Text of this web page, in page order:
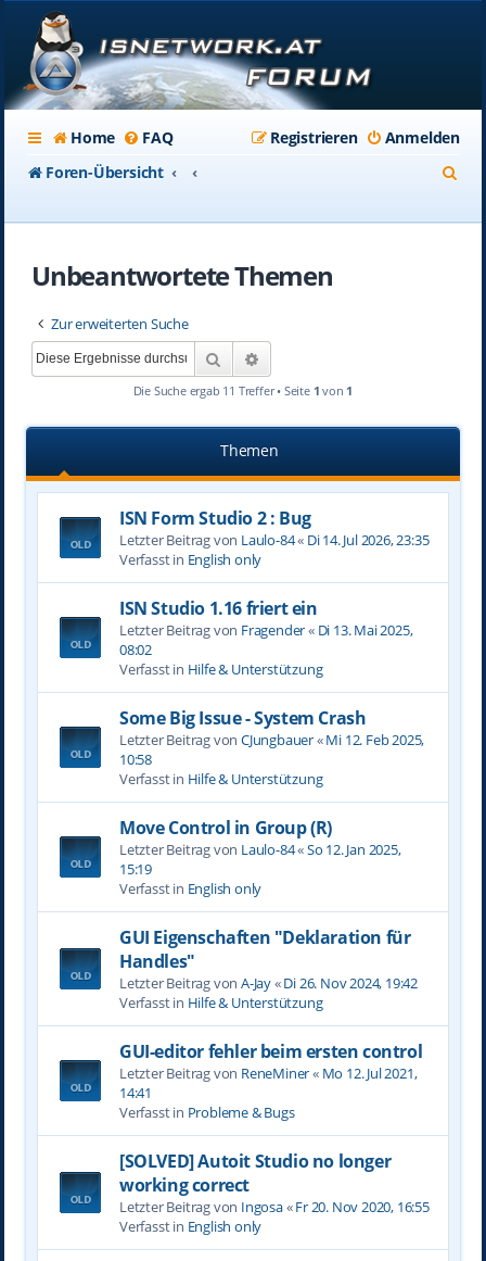
Home FAQ Anmelden
Registrieren
Foren-Übersicht
Unbeantwortete Themen
Zur erweiterten Suche
Suche
Die Suche ergab 11 Treffer • Seite 1 von 1
Themen
ISN Form Studio 2 : Bug
Letzter Beitrag von Laulo-84« Di 14. Jul 2026, 23:35
Verfasst in English only
ISN Studio 1.16 friert ein
Letzter Beitrag von Fragender« Di 13. Mai 2025,
08:02
Verfasst in Hilfe & Unterstützung
Some Big Issue - System Crash
Letzter Beitrag von CJungbauer«Mi 12. Feb 2025,
10:58
Verfasst in Hilfe & Unterstützung
Move Control in Group (R)
Letzter Beitrag von Laulo-84«So 12. Jan 2025,
15:19
Verfasst in English only
GUI Eigenschaften "Deklaration für
Handles"
Letzter Beitrag von A-Jay«Di 26. Nov 2024, 19:42
Verfasst in Hilfe & Unterstützung
GUI-editor fehler beim ersten control
Letzter Beitrag von ReneMiner« Mo 12. Jul 2021,
14:41
Verfasst in Probleme & Bugs
[SOLVED] Autoit Studio no longer
working correct
Letzter Beitrag von Ingosa«Fr 20. Nov 2020, 16:55
Verfasst in English only